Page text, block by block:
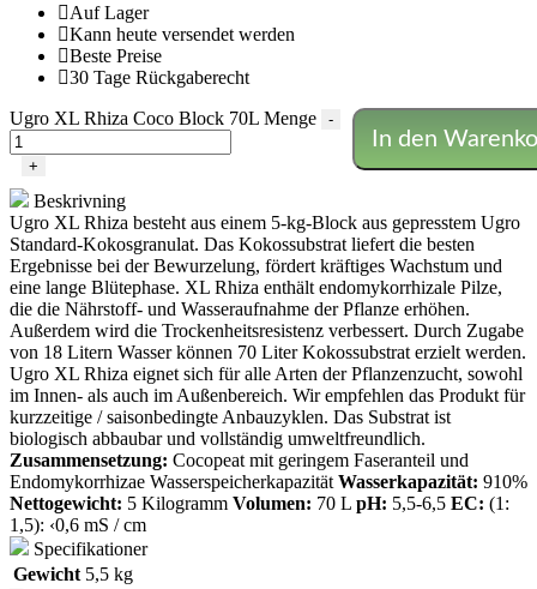
Auf Lager
Kann heute versendet werden
Beste Preise
30 Tage Rückgaberecht
Ugro XL Rhiza Coco Block 70L Menge
-
+
In den
Beskrivning
Ugro XL Rhiza besteht aus einem 5-kg-Block aus gepresstem Ugro
Standard-Kokosgranulat. Das Kokossubstrat liefert die besten
Ergebnisse bei der Bewurzelung, fördert kräftiges Wachstum und
eine lange Blütephase. XL Rhiza enthält endomykorrhizale Pilze,
die die Nährstoff- und Wasseraufnahme der Pflanze erhöhen.
Außerdem wird die Trockenheitsresistenz verbessert. Durch Zugabe
von 18 Litern Wasser können 70 Liter Kokossubstrat erzielt werden.
Ugro XL Rhiza eignet sich für alle Arten der Pflanzenzucht, sowohl
im Innen- als auch im Außenbereich. Wir empfehlen das Produkt für
kurzzeitige / saisonbedingte Anbauzyklen. Das Substrat ist
biologisch abbaubar und vollständig umweltfreundlich.
Zusammensetzung: Cocopeat mit geringem Faseranteil und
Endomykorrhizae Wasserspeicherkapazität Wasserkapazität: 910%
Nettogewicht: 5 Kilogramm Volumen: 70 L pH: 5,5-6,5 EC: (1:
1,5): ‹0,6 mS / cm
Specifikationer
Gewicht 5,5 kg